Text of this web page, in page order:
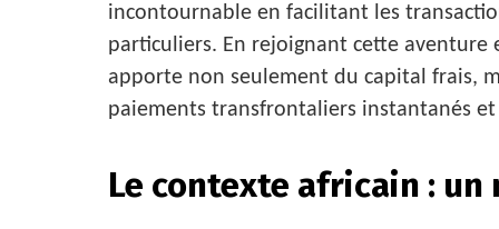
incontournable en facilitant les
particuliers. En rejoignant cette
apporte non seulement du capital frais,
paiements transfrontaliers instantanés
Le contexte africain :